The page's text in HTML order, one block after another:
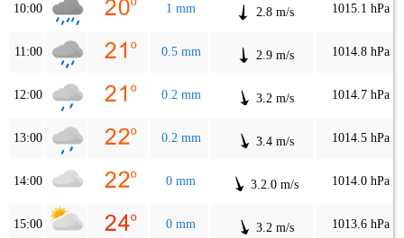
10:00 1 mm 2.8 m/s 1015.1 hPa
11:00 0.5 mm 2.9 m/s 1014.8 hPa
12:00 0.2 mm 3.2 m/s 1014.7 hPa
13:00 0.2 mm 3.4 m/s 1014.5 hPa
14:00 0 mm 3.2.0 m/s 1014.0 hPa
15:00 0 mm 3.2 m/s 1013.6 hPa